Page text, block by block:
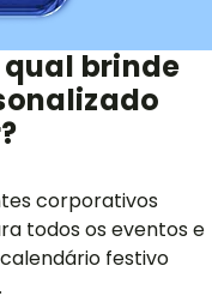
brinde
corporativos
todos os eventos e
festivo